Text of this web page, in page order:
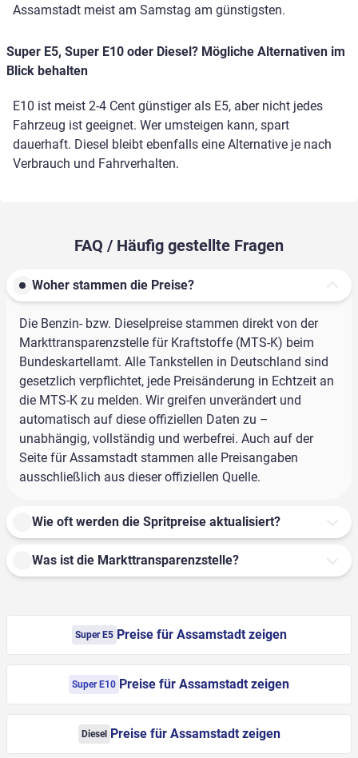
Assamstadt meist am Samstag am günstigsten.
Super E5, Super E10 oder Diesel? Mögliche Alternativen im
Blick behalten
E10 ist meist 2-4 Cent günstiger als E5, aber nicht jedes
Fahrzeug ist geeignet. Wer umsteigen kann, spart
dauerhaft. Diesel bleibt ebenfalls eine Alternative je nach
Verbrauch und Fahrverhalten.
FAQ / Häufig gestellte Fragen
Woher stammen die Preise?
Die Benzin- bzw. Dieselpreise stammen direkt von der
Markttransparenzstelle für Kraftstoffe (MTS-K) beim
Bundeskartellamt. Alle Tankstellen in Deutschland sind
gesetzlich verpflichtet, jede Preisänderung in Echtzeit an
die MTS-K zu melden. Wir greifen unverändert und
automatisch auf diese offiziellen Daten zu –
unabhängig, vollständig und werbefrei. Auch auf der
Seite für Assamstadt stammen alle Preisangaben
ausschließlich aus dieser offiziellen Quelle.
Wie oft werden die Spritpreise aktualisiert?
Was ist die Markttransparenzstelle?
Super E5 Preise für Assamstadt zeigen
Super E10 Preise für Assamstadt zeigen
Diesel Preise für Assamstadt zeigen